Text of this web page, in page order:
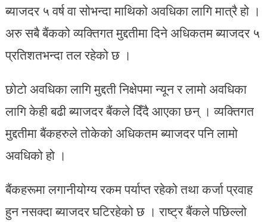
ब्याजदर ५ वर्ष वा सोभन्दा माथिको अवधिका लागि मात्रै हो ।
अरु सबै बैंकको व्यक्तिगत मुद्दतीमा दिने अधिकतम ब्याजदर ५
प्रतिशतभन्दा तल रहेको छ ।
छोटो अवधिका लागि मुद्दती निक्षेपमा न्यून र लामो अवधिका
लागि केही बढी ब्याजदर बैंकले दिँदै आएका छन् । व्यक्तिगत
मुद्दतीमा बैंकहरुले तोकेको अधिकतम ब्याजदर पनि लामो
अवधिको हो ।
बैंकहरूमा लगानीयोग्य रकम पर्याप्त रहेको तथा कर्जा प्रवाह
हुन नसक्दा ब्याजदर घटिरहेको छ । राष्ट्र बैंकले पछिल्लो